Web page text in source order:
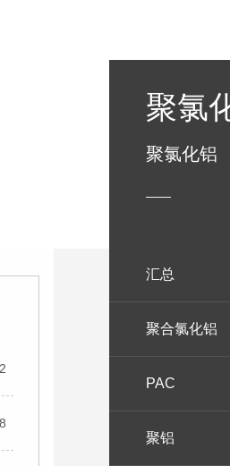
聚氯
聚氯化铝
——
汇总
聚合氯化铝
PAC
聚铝